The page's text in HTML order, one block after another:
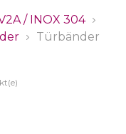
/ INOX 304
Türbänder